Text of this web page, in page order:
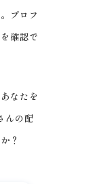
プロフ
確認で
なたを
んの配
？